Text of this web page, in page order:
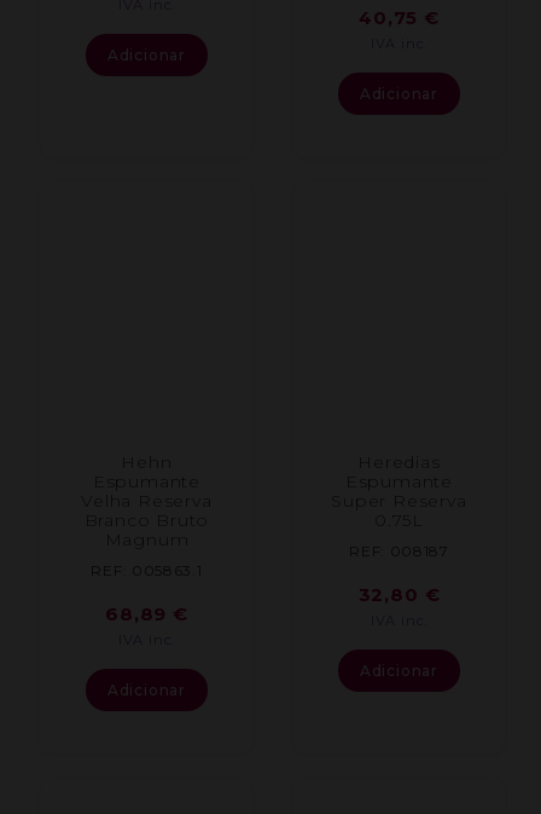
Adicionar
40,75 €
Adicionar
Espumante
Branco Bruto
Magnum
REF: 005863.1
68,89 €
Adicionar
Heredias
Espumante
Super Reserva
0.75L
REF: 008187
32,80 €
Adicionar